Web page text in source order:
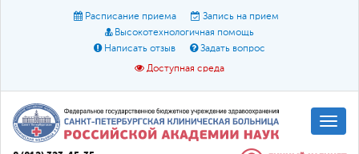
Расписание приема
Запись на прием
Высокотехнологичная помощь
Написать отзыв
Задать вопрос
Доступная среда
Размер шрифта: A A A